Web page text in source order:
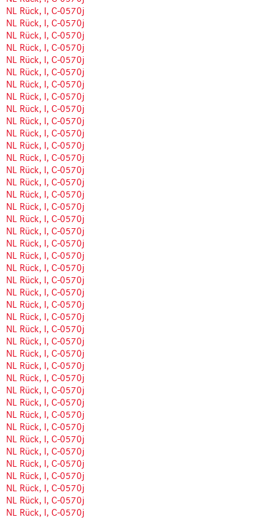
NL Rück, I, C-0570j
NL Rück, I, C-0570j
NL Rück, I, C-0570j
NL Rück, I, C-0570j
NL Rück, I, C-0570j
NL Rück, I, C-0570j
NL Rück, I, C-0570j
NL Rück, I, C-0570j
NL Rück, I, C-0570j
NL Rück, I, C-0570j
NL Rück, I, C-0570j
NL Rück, I, C-0570j
NL Rück, I, C-0570j
NL Rück, I, C-0570j
NL Rück, I, C-0570j
NL Rück, I, C-0570j
NL Rück, I, C-0570j
NL Rück, I, C-0570j
NL Rück, I, C-0570j
NL Rück, I, C-0570j
NL Rück, I, C-0570j
NL Rück, I, C-0570j
NL Rück, I, C-0570j
NL Rück, I, C-0570j
NL Rück, I, C-0570j
NL Rück, I, C-0570j
NL Rück, I, C-0570j
NL Rück, I, C-0570j
NL Rück, I, C-0570j
NL Rück, I, C-0570j
NL Rück, I, C-0570j
NL Rück, I, C-0570j
NL Rück, I, C-0570j
NL Rück, I, C-0570j
NL Rück, I, C-0570j
NL Rück, I, C-0570j
NL Rück, I, C-0570j
NL Rück, I, C-0570j
NL Rück, I, C-0570j
NL Rück, I, C-0570j
NL Rück, I, C-0570j
NL Rück, I, C-0570j